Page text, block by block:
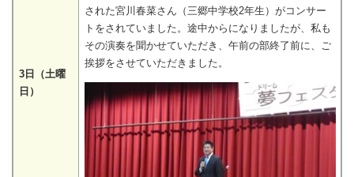
3日（土曜
日）
された宮川春菜さん（三郷中学校2年生）がコンサー
トをされていました。途中からになりましたが、私も
その演奏を聞かせていただき、午前の部終了前に、ご
挨拶をさせていただきました。